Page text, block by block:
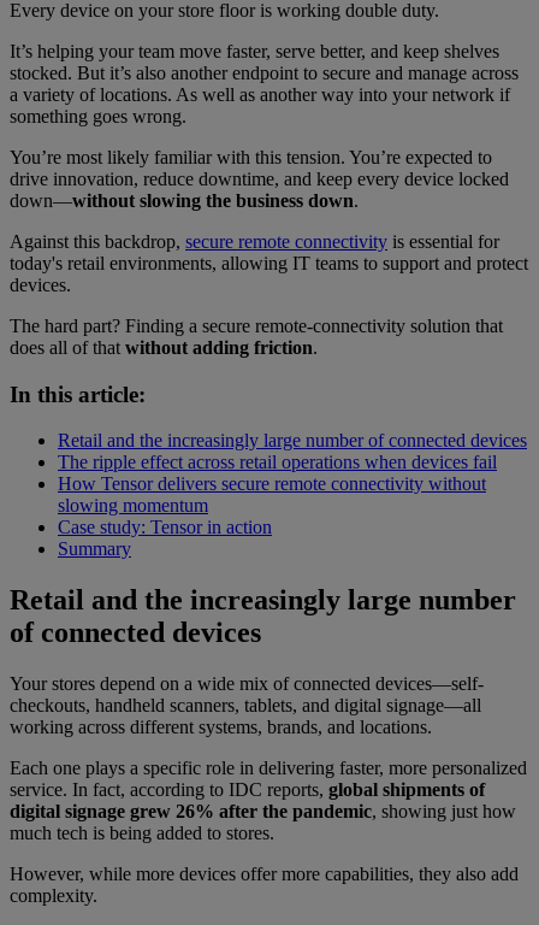
Every device on your store floor is working double duty.
It’s helping your team move faster, serve better, and keep shelves
stocked. But it’s also another endpoint to secure and manage across
a variety of locations. As well as another way into your network if
something goes wrong.
You’re most likely familiar with this tension. You’re expected to
drive innovation, reduce downtime, and keep every device locked
down—without slowing the business down.
Against this backdrop, secure remote connectivity is essential for
today's retail environments, allowing IT teams to support and protect
devices.
The hard part? Finding a secure remote-connectivity solution that
does all of that without adding friction.
In this article:
Retail and the increasingly large number of connected devices
The ripple effect across retail operations when devices fail
How Tensor delivers secure remote connectivity without
slowing momentum
Case study: Tensor in action
Summary
Retail and the increasingly large number
of connected devices
Your stores depend on a wide mix of connected devices—self-
checkouts, handheld scanners, tablets, and digital signage—all
working across different systems, brands, and locations.
Each one plays a specific role in delivering faster, more personalized
service. In fact, according to IDC reports, global shipments of
digital signage grew 26% after the pandemic, showing just how
much tech is being added to stores.
However, while more devices offer more capabilities, they also add
complexity.